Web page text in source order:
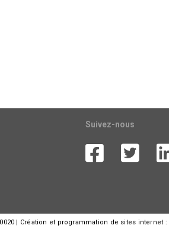
Suivez-nous
| Création et programmation de sites internet :